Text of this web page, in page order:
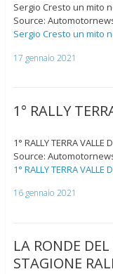
Sergio Cresto un mito
Source:
Sergio Cresto un mito
17 gennaio 2021
1° RALLY
1° RALLY TERRA VALLE
Source:
1° RALLY TERRA VALLE
16 gennaio 2021
LA RONDE
STAGIONE